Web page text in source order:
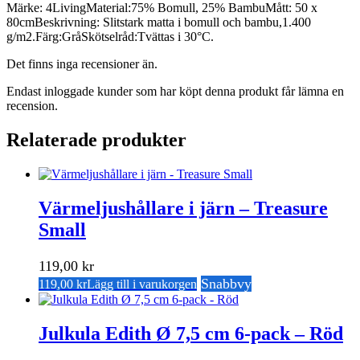
Märke: 4LivingMaterial:75% Bomull, 25% BambuMått: 50 x
80cmBeskrivning: Slitstark matta i bomull och bambu,1.400
g/m2.Färg:GråSkötselråd:Tvättas i 30°C.
Det finns inga recensioner än.
Endast inloggade kunder som har köpt denna produkt får lämna en
recension.
Relaterade produkter
Värmeljushållare i järn – Treasure
Small
119,00 kr
119,00 krLägg till i varukorgen Snabbvy
Julkula Edith Ø 7,5 cm 6-pack – Röd